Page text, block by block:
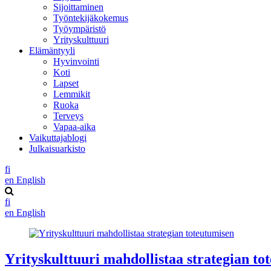
Sijoittaminen
Työntekijäkokemus
Työympäristö
Yrityskulttuuri
Elämäntyyli
Hyvinvointi
Koti
Lapset
Lemmikit
Ruoka
Terveys
Vapaa-aika
Vaikuttajablogi
Julkaisuarkisto
fi
en English
fi
en English
Yrityskulttuuri mahdollistaa strategian